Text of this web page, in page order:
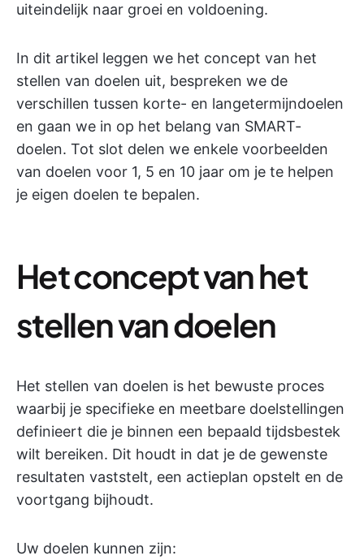
uiteindelijk naar groei en voldoening.
In dit artikel leggen we het concept van het
stellen van doelen uit, bespreken we de
verschillen tussen korte- en langetermijndoelen
en gaan we in op het belang van SMART-
doelen. Tot slot delen we enkele voorbeelden
van doelen voor 1, 5 en 10 jaar om je te helpen
je eigen doelen te bepalen.
Het concept van het
stellen van doelen
Het stellen van doelen is het bewuste proces
waarbij je specifieke en meetbare doelstellingen
definieert die je binnen een bepaald tijdsbestek
wilt bereiken. Dit houdt in dat je de gewenste
resultaten vaststelt, een actieplan opstelt en de
voortgang bijhoudt.
Uw doelen kunnen zijn: